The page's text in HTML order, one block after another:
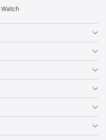
Watch